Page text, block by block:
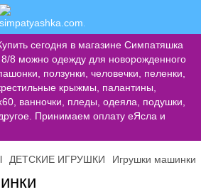
сегодня в магазине Симпатяшка
8 можно одежду для новорожденного
ползунки, человечки, пеленки,
крыжмы, палантины,
ванночки, пледы, одеяла, подушки,
Принимаем оплату еЯсла и
ДЕТСКИЕ ИГРУШКИ Игрушки машинки